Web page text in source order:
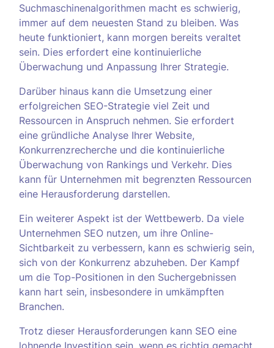
Suchmaschinenalgorithmen macht es schwierig,
immer auf dem neuesten Stand zu bleiben. Was
heute funktioniert, kann morgen bereits veraltet
sein. Dies erfordert eine kontinuierliche
Überwachung und Anpassung Ihrer Strategie.
Darüber hinaus kann die Umsetzung einer
erfolgreichen SEO-Strategie viel Zeit und
Ressourcen in Anspruch nehmen. Sie erfordert
eine gründliche Analyse Ihrer Website,
Konkurrenzrecherche und die kontinuierliche
Überwachung von Rankings und Verkehr. Dies
kann für Unternehmen mit begrenzten Ressourcen
eine Herausforderung darstellen.
Ein weiterer Aspekt ist der Wettbewerb. Da viele
Unternehmen SEO nutzen, um ihre Online-
Sichtbarkeit zu verbessern, kann es schwierig sein,
sich von der Konkurrenz abzuheben. Der Kampf
um die Top-Positionen in den Suchergebnissen
kann hart sein, insbesondere in umkämpften
Branchen.
Trotz dieser Herausforderungen kann SEO eine
lohnende Investition sein, wenn es richtig gemacht